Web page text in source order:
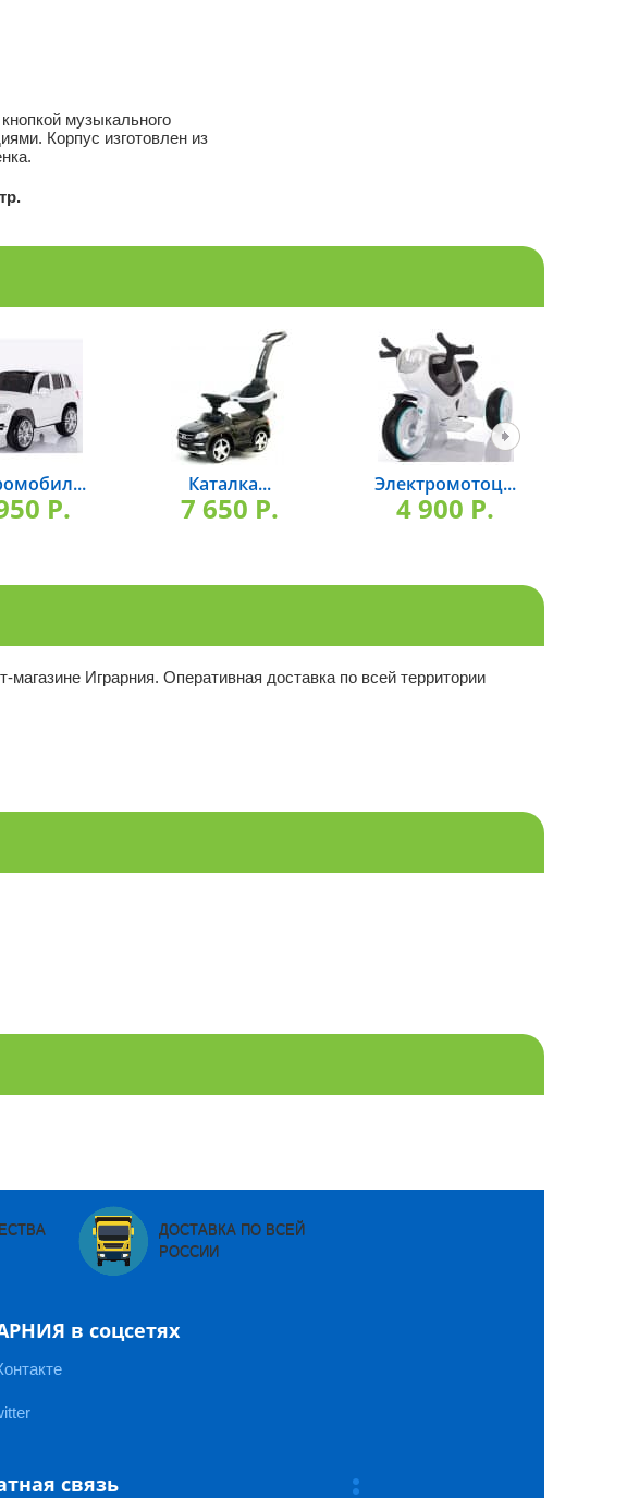
музыкального
Корпус изготовлен из
P.
Каталка...
7 650 P.
Электромотоц...
4 900 P.
Играрния. Оперативная доставка по всей территории
ДОСТАВКА ПО ВСЕЙ
РОССИИ
в соцсетях
связь